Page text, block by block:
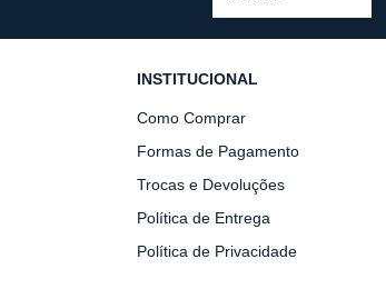
INSTITUCIONAL
Como Comprar
Formas de Pagamento
Trocas e Devoluções
Política de Entrega
Política de Privacidade